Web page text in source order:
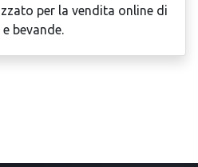
per la vendita online di
bevande.